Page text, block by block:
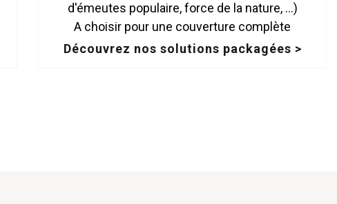
d'émeutes populaire, force de la nature, ...)
A choisir pour une couverture complète
Découvrez nos solutions packagées >